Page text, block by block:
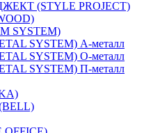
(STYLE PROJECT)
SYSTEM)
SYSTEM) А-металл
SYSTEM) О-металл
SYSTEM) П-металл